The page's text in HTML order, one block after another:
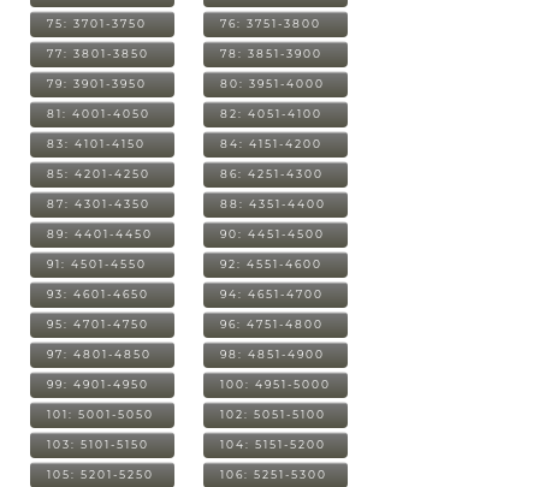
75: 3701-3750 76: 3751-3800
77: 3801-3850 78: 3851-3900
79: 3901-3950 80: 3951-4000
81: 4001-4050 82: 4051-4100
83: 4101-4150 84: 4151-4200
85: 4201-4250 86: 4251-4300
87: 4301-4350 88: 4351-4400
89: 4401-4450 90: 4451-4500
91: 4501-4550 92: 4551-4600
93: 4601-4650 94: 4651-4700
95: 4701-4750 96: 4751-4800
97: 4801-4850 98: 4851-4900
99: 4901-4950 100: 4951-5000
101: 5001-5050 102: 5051-5100
103: 5101-5150 104: 5151-5200
105: 5201-5250 106: 5251-5300